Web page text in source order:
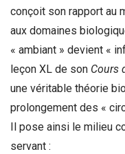
conçoit son rapport au
aux domaines
« ambiant » devient «
leçon XL de son Cours
une véritable théorie
prolongement des «
Il pose ainsi le milieu
servant :